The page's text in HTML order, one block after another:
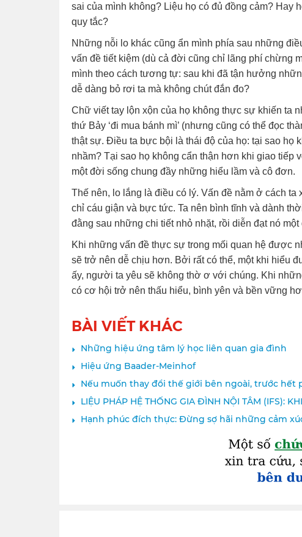
sai của mình không? Liệu họ có đủ đồng cảm? Hay
quy tắc?
Những nỗi lo khác cũng ẩn mình phía sau những
vấn đề tiết kiệm (dù cả đời cũng chỉ lãng phí chừng
mình theo cách tương tự: sau khi đã tận hưởng
dễ dàng bỏ rơi ta mà không chút đắn đo?
Chữ viết tay lộn xộn của họ không thực sự khiến ta
thứ Bảy ‘đi mua bánh mì’ (nhưng cũng có thể đọc
thật sự. Điều ta bực bội là thái độ của họ: tại sao họ
nhầm? Tại sao họ không cẩn thận hơn khi giao
một đời sống chung đầy những hiểu lầm và cô đơn.
Thế nên, lo lắng là điều có lý. Vấn đề nằm ở cách
chỉ cáu giận và bực tức. Ta nên bình tĩnh và dành
đằng sau những chi tiết nhỏ nhặt, rồi diễn đạt nó
Khi những vấn đề thực sự trong mối quan hệ được
sẽ trở nên dễ chịu hơn. Bởi rất có thể, một khi hiểu
ấy, người ta yêu sẽ không thờ ơ với chúng. Khi
có cơ hội trở nên thấu hiểu, bình yên và bền vững
BÀI VIẾT KHÁC
Những hiệu ứng tâm lý học liên quan gia đình
Hiệu ứng Baader-Meinhof
Nếu muốn thay đổi thế giới bên ngoài, trước hết
LIỆU PHÁP HỆ THỐNG GIA ĐÌNH NỘI TÂM (IFS):
Hạnh phúc đích thực: Đừng sợ hãi những cảm